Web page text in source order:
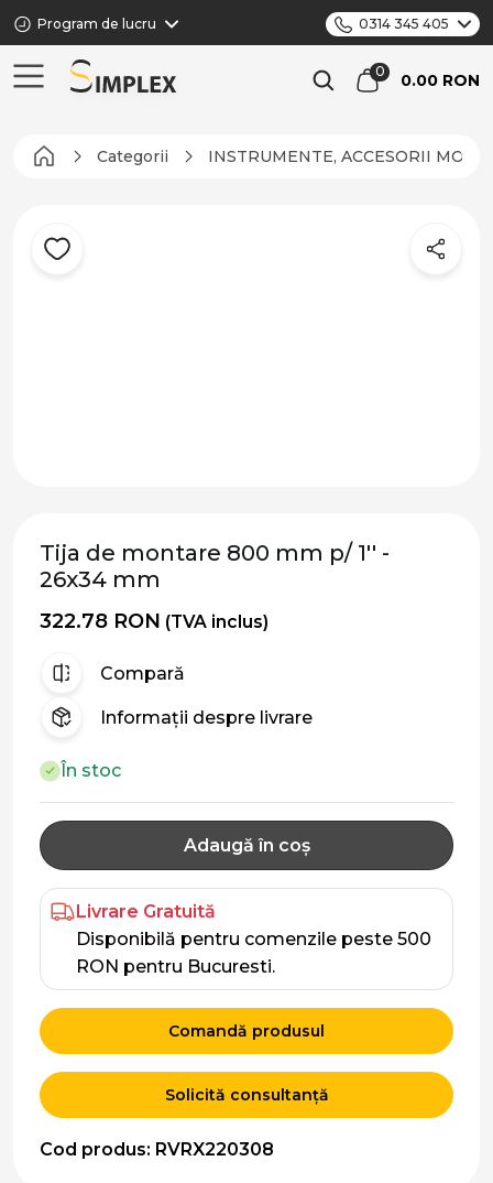
Program de lucru 0314 345 405
0.00 RON
Categorii INSTRUMENTE, ACCESORII
Tija de montare 800 mm p/ 1'' -
26x34 mm
322.78 RON (TVA inclus)
Compară
Informații despre livrare
În stoc
Adaugă în coș
Livrare Gratuită
Disponibilă pentru comenzile peste 500
RON pentru Bucuresti.
Comandă produsul
Solicită consultanță
Cod produs: RVRX220308